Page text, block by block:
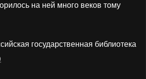
на ней много веков тому
государственная библиотека